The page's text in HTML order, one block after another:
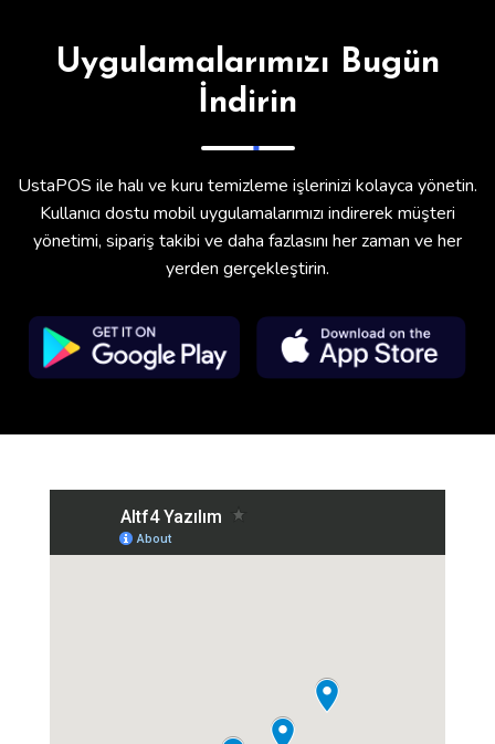
Uygulamalarımızı Bugün
İndirin
UstaPOS ile halı ve kuru temizleme işlerinizi kolayca yönetin.
Kullanıcı dostu mobil uygulamalarımızı indirerek müşteri
yönetimi, sipariş takibi ve daha fazlasını her zaman ve her
yerden gerçekleştirin.